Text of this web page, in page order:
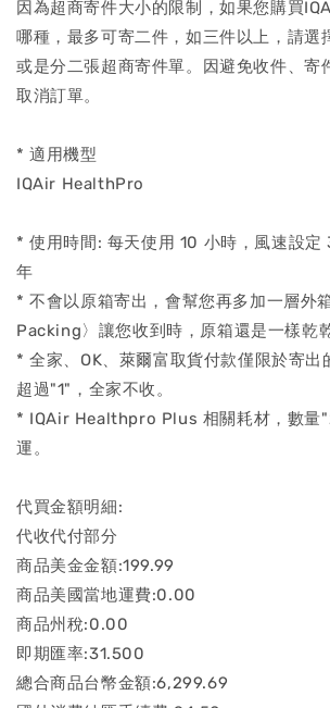
因為超商寄件大小的限制，如果您購買
哪種，最多可寄二件，如三件以上，請選
或是分二張超商寄件單。因避免收件、寄
取消訂單。
* 適用機型
IQAir HealthPro
* 使用時間: 每天使用 10 小時，風速設定
年
* 不會以原箱寄出，會幫您再多加一層外
Packing〉讓您收到時，原箱還是一樣乾
* 全家、OK、萊爾富取貨付款僅限於寄出
超過"1"，全家不收。
* IQAir Healthpro Plus 相關耗材，數量
運。
代買金額明細:
代收代付部分
商品美金金額:199.99
商品美國當地運費:0.00
商品州稅:0.00
即期匯率:31.500
總合商品台幣金額:6,299.69